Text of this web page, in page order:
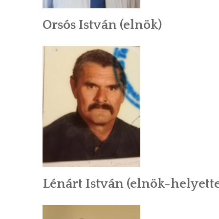
Orsós István (elnök)
Lénárt István (elnök-